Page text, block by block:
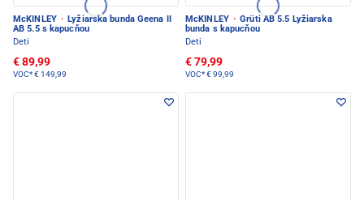
McKINLEY · Lyžiarska bunda Geena II
AB 5.5 s kapucňou
Deti
€ 89,99
VOC*€ 149,99
McKINLEY · Grüti AB 5.5 Lyžiarska
bunda s kapucňou
Deti
€ 79,99
VOC*€ 99,99